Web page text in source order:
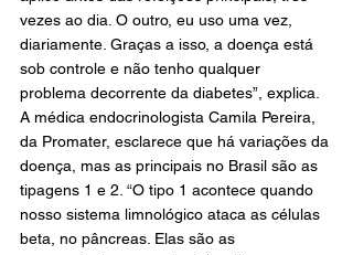
vezes ao dia. O outro, eu uso uma vez,
diariamente. Graças a isso, a doença está
sob controle e não tenho qualquer
problema decorrente da diabetes”, explica.
A médica endocrinologista Camila Pereira,
da Promater, esclarece que há variações da
doença, mas as principais no Brasil são as
tipagens 1 e 2. “O tipo 1 acontece quando
nosso sistema limnológico ataca as células
beta, no pâncreas. Elas são as